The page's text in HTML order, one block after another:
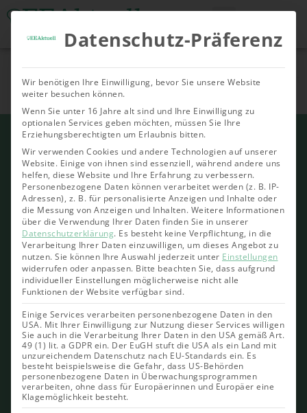
Nachhaltige
Investments
Allgemein Bioenergie
Datenschutz-Präferenz
Wir benötigen Ihre Einwilligung, bevor Sie unsere Website
weiter besuchen können.
Wenn Sie unter 16 Jahre alt sind und Ihre Einwilligung zu
optionalen Services geben möchten, müssen Sie Ihre
Erziehungsberechtigten um Erlaubnis bitten.
Wir verwenden Cookies und andere Technologien auf unserer
Website. Einige von ihnen sind essenziell, während andere uns
helfen, diese Website und Ihre Erfahrung zu verbessern.
Personenbezogene Daten können verarbeitet werden (z. B. IP-
Adressen), z. B. für personalisierte Anzeigen und Inhalte oder
die Messung von Anzeigen und Inhalten. Weitere Informationen
über die Verwendung Ihrer Daten finden Sie in unserer
Datenschutzerklärung. Es besteht keine Verpflichtung, in die
Verarbeitung Ihrer Daten einzuwilligen, um dieses Angebot zu
nutzen. Sie können Ihre Auswahl jederzeit unter Einstellungen
widerrufen oder anpassen. Bitte beachten Sie, dass aufgrund
individueller Einstellungen möglicherweise nicht alle
Funktionen der Website verfügbar sind.
Einige Services verarbeiten personenbezogene Daten in den
USA. Mit Ihrer Einwilligung zur Nutzung dieser Services willigen
Sie auch in die Verarbeitung Ihrer Daten in den USA gemäß Art.
49 (1) lit. a GDPR ein. Der EuGH stuft die USA als ein Land mit
unzureichendem Datenschutz nach EU-Standards ein. Es
besteht beispielsweise die Gefahr, dass US-Behörden
personenbezogene Daten in Überwachungsprogrammen
verarbeiten, ohne dass für Europäerinnen und Europäer eine
Klagemöglichkeit besteht.